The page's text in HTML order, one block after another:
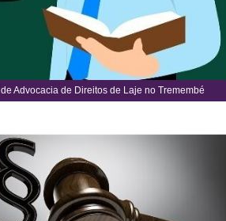
Advocacia de Direitos de Laje no Tremembé